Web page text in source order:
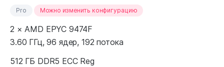
Pro Можно изменить конфигурацию
2 × AMD EPYC 9474F
3.60 ГГц, 96 ядер, 192 потока
512 ГБ DDR5 ECC Reg